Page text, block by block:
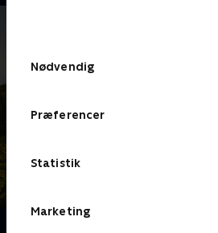
Nødvendig
Præferencer
Statistik
Marketing